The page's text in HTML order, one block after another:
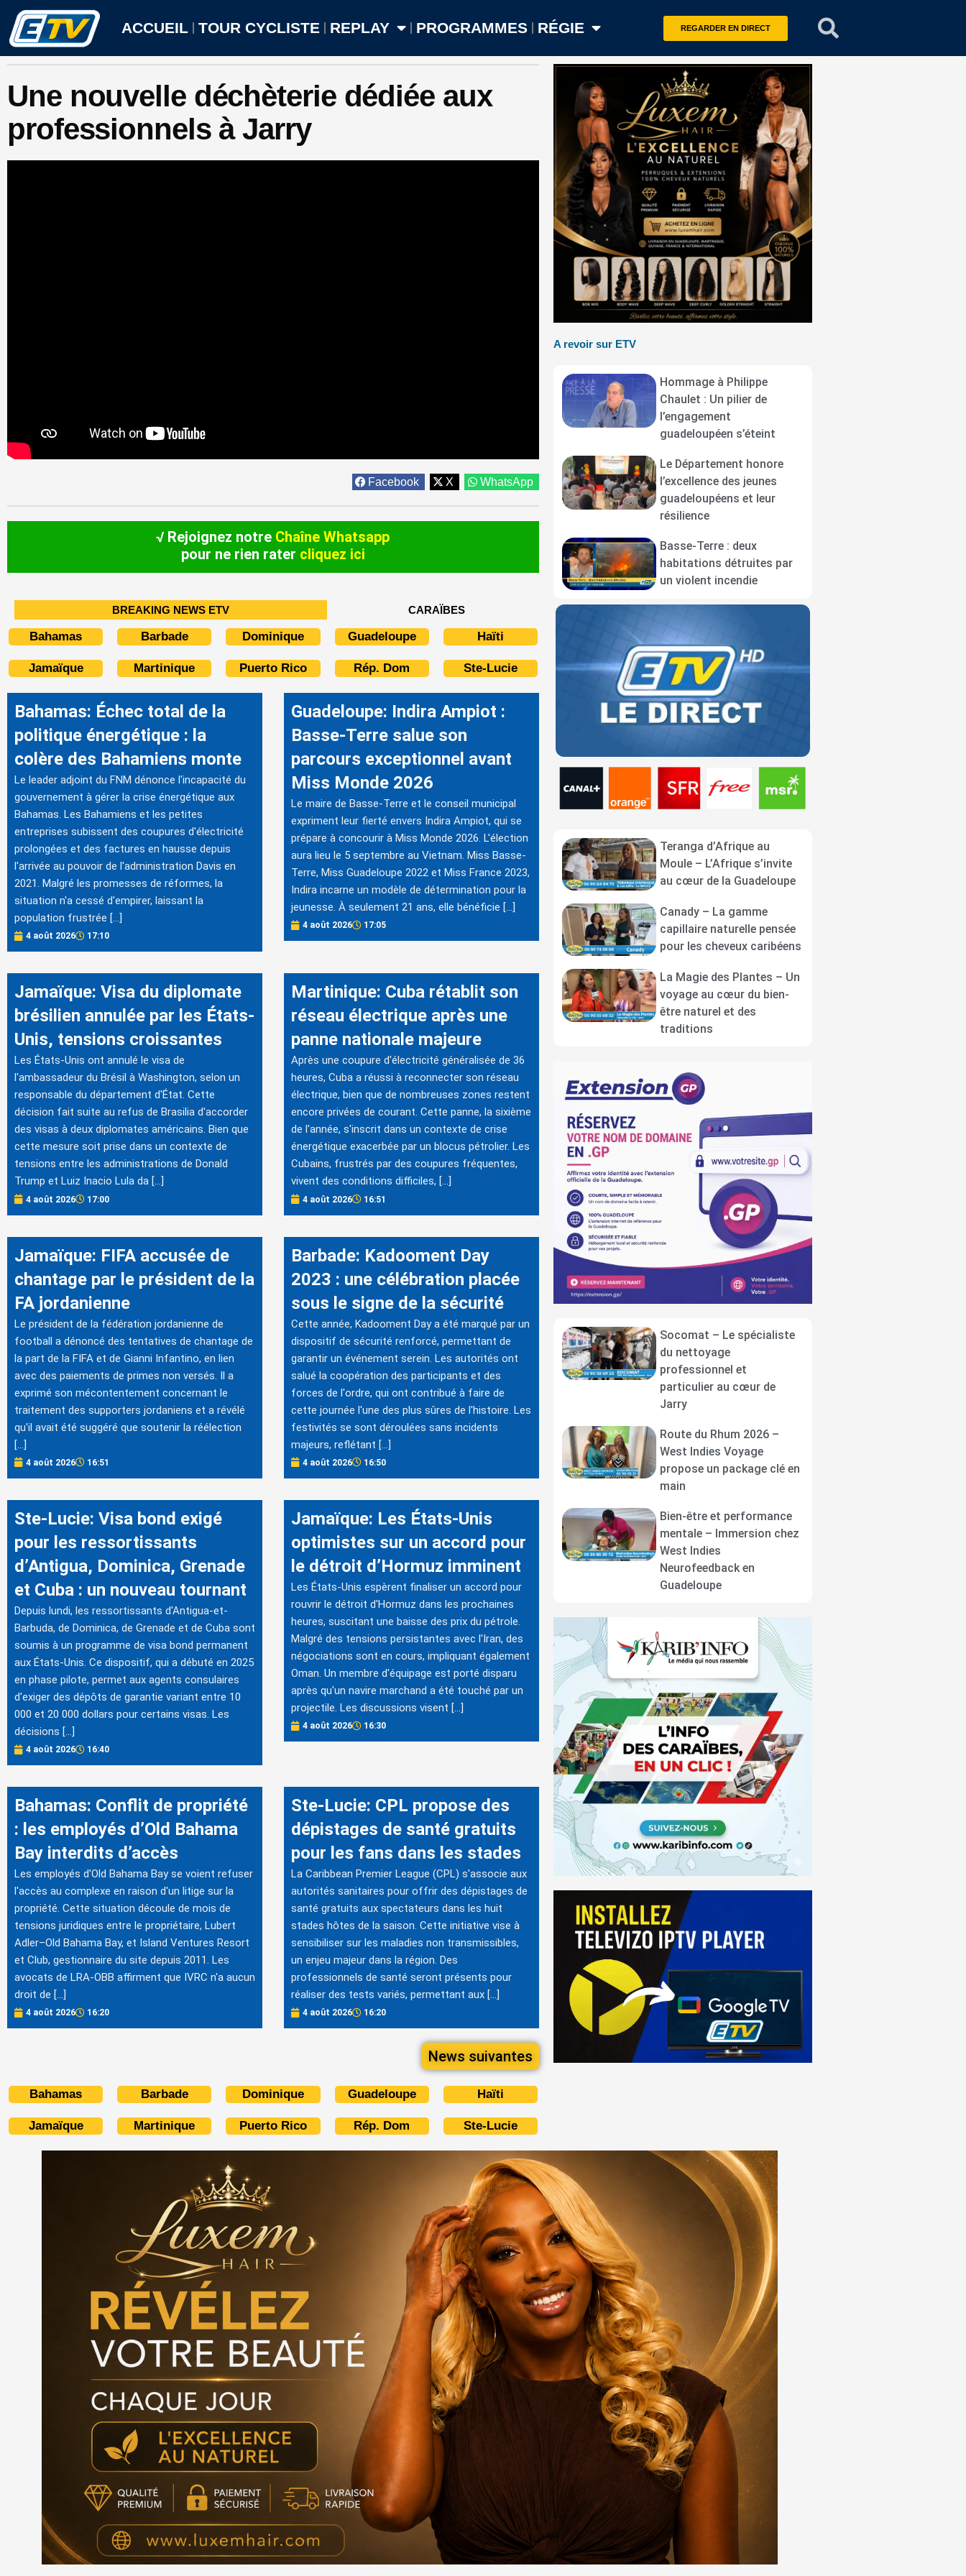
Aller
contenu
ACCUEIL TOUR CYCLISTE REPLAY PROGRAMMES RÉGIE REGARDER EN DIRECT
Une nouvelle déchèterie dédiée aux
professionnels à Jarry
Facebook X WhatsApp
√ Rejoignez notre Chaîne Whatsapp
pour ne rien rater cliquez ici
BREAKING NEWS ETV CARAÏBES
Bahamas Barbade Dominique Guadeloupe Haïti
Jamaïque Martinique Puerto Rico Rép. Dom Ste-Lucie
Bahamas: Échec total de la
politique énergétique : la
colère des Bahamiens monte
Le leader adjoint du FNM dénonce l'incapacité du
gouvernement à gérer la crise énergétique aux
Bahamas. Les Bahamiens et les petites
entreprises subissent des coupures d'électricité
prolongées et des factures en hausse depuis
l'arrivée au pouvoir de l'administration Davis en
2021. Malgré les promesses de réformes, la
situation n'a cessé d'empirer, laissant la
population frustrée […]
4 août 2026 17:10
Guadeloupe: Indira Ampiot :
Basse-Terre salue son
parcours exceptionnel avant
Miss Monde 2026
Le maire de Basse-Terre et le conseil municipal
expriment leur fierté envers Indira Ampiot, qui se
prépare à concourir à Miss Monde 2026. L'élection
aura lieu le 5 septembre au Vietnam. Miss Basse-
Terre, Miss Guadeloupe 2022 et Miss France 2023,
Indira incarne un modèle de détermination pour la
jeunesse. À seulement 21 ans, elle bénéficie […]
4 août 2026 17:05
Jamaïque: Visa du diplomate
brésilien annulée par les États-
Unis, tensions croissantes
Les États-Unis ont annulé le visa de
l'ambassadeur du Brésil à Washington, selon un
responsable du département d'État. Cette
décision fait suite au refus de Brasilia d'accorder
des visas à deux diplomates américains. Bien que
cette mesure soit prise dans un contexte de
tensions entre les administrations de Donald
Trump et Luiz Inacio Lula da […]
4 août 2026 17:00
Martinique: Cuba rétablit son
réseau électrique après une
panne nationale majeure
Après une coupure d'électricité généralisée de 36
heures, Cuba a réussi à reconnecter son réseau
électrique, bien que de nombreuses zones restent
encore privées de courant. Cette panne, la sixième
de l'année, s'inscrit dans un contexte de crise
énergétique exacerbée par un blocus pétrolier. Les
Cubains, frustrés par des coupures fréquentes,
vivent des conditions difficiles, […]
4 août 2026 16:51
Jamaïque: FIFA accusée de
chantage par le président de la
FA jordanienne
Le président de la fédération jordanienne de
football a dénoncé des tentatives de chantage de
la part de la FIFA et de Gianni Infantino, en lien
avec des paiements de primes non versés. Il a
exprimé son mécontentement concernant le
traitement des supporters jordaniens et a révélé
qu'il avait été suggéré que soutenir la réélection
[…]
4 août 2026 16:51
Barbade: Kadooment Day
2023 : une célébration placée
sous le signe de la sécurité
Cette année, Kadooment Day a été marqué par un
dispositif de sécurité renforcé, permettant de
garantir un événement serein. Les autorités ont
salué la coopération des participants et des
forces de l'ordre, qui ont contribué à faire de
cette journée l'une des plus sûres de l'histoire. Les
festivités se sont déroulées sans incidents
majeurs, reflétant […]
4 août 2026 16:50
Ste-Lucie: Visa bond exigé
pour les ressortissants
d’Antigua, Dominica, Grenade
et Cuba : un nouveau tournant
Depuis lundi, les ressortissants d'Antigua-et-
Barbuda, de Dominica, de Grenade et de Cuba sont
soumis à un programme de visa bond permanent
aux États-Unis. Ce dispositif, qui a débuté en 2025
en phase pilote, permet aux agents consulaires
d'exiger des dépôts de garantie variant entre 10
000 et 20 000 dollars pour certains visas. Les
décisions […]
4 août 2026 16:40
Jamaïque: Les États-Unis
optimistes sur un accord pour
le détroit d’Hormuz imminent
Les États-Unis espèrent finaliser un accord pour
rouvrir le détroit d'Hormuz dans les prochaines
heures, suscitant une baisse des prix du pétrole.
Malgré des tensions persistantes avec l'Iran, des
négociations sont en cours, impliquant également
Oman. Un membre d'équipage est porté disparu
après qu'un navire marchand a été touché par un
projectile. Les discussions visent […]
4 août 2026 16:30
Bahamas: Conflit de propriété
: les employés d’Old Bahama
Bay interdits d’accès
Les employés d'Old Bahama Bay se voient refuser
l'accès au complexe en raison d'un litige sur la
propriété. Cette situation découle de mois de
tensions juridiques entre le propriétaire, Lubert
Adler–Old Bahama Bay, et Island Ventures Resort
et Club, gestionnaire du site depuis 2011. Les
avocats de LRA-OBB affirment que IVRC n'a aucun
droit de […]
4 août 2026 16:20
Ste-Lucie: CPL propose des
dépistages de santé gratuits
pour les fans dans les stades
La Caribbean Premier League (CPL) s'associe aux
autorités sanitaires pour offrir des dépistages de
santé gratuits aux spectateurs dans les huit
stades hôtes de la saison. Cette initiative vise à
sensibiliser sur les maladies non transmissibles,
un enjeu majeur dans la région. Des
professionnels de santé seront présents pour
réaliser des tests variés, permettant aux […]
4 août 2026 16:20
News suivantes
Bahamas Barbade Dominique Guadeloupe Haïti
Jamaïque Martinique Puerto Rico Rép. Dom Ste-Lucie
A revoir sur ETV
Hommage à Philippe
Chaulet : Un pilier de
l’engagement
guadeloupéen s’éteint
Le Département honore
l’excellence des jeunes
guadeloupéens et leur
résilience
Basse-Terre : deux
habitations détruites par
un violent incendie
Teranga d’Afrique au
Moule – L’Afrique s’invite
au cœur de la Guadeloupe
Canady – La gamme
capillaire naturelle pensée
pour les cheveux caribéens
La Magie des Plantes – Un
voyage au cœur du bien-
être naturel et des
traditions
Socomat – Le spécialiste
du nettoyage
professionnel et
particulier au cœur de
Jarry
Route du Rhum 2026 –
West Indies Voyage
propose un package clé en
main
Bien-être et performance
mentale – Immersion chez
West Indies
Neurofeedback en
Guadeloupe